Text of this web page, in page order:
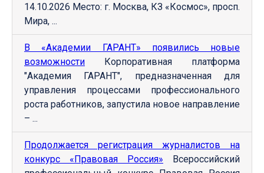
14.10.2026 Место: г. Москва, КЗ «Космос», просп.
Мира, ...
В «Академии ГАРАНТ» появились новые
возможности Корпоративная платформа
"Академия ГАРАНТ", предназначенная для
управления процессами профессионального
роста работников, запустила новое направление
– ...
Продолжается регистрация журналистов на
конкурс «Правовая Россия» Всероссийский